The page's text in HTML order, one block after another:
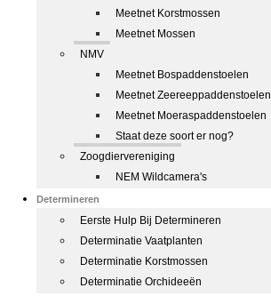
Meetnet Korstmossen
Meetnet Mossen
NMV
Meetnet Bospaddenstoelen
Meetnet Zeereeppaddenstoelen
Meetnet Moeraspaddenstoelen
Staat deze soort er nog?
Zoogdiervereniging
NEM Wildcamera's
Determineren
Eerste Hulp Bij Determineren
Determinatie Vaatplanten
Determinatie Korstmossen
Determinatie Orchideeën